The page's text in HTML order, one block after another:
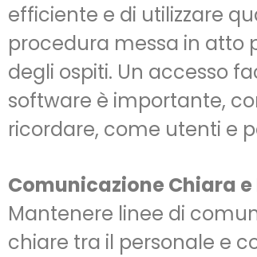
efficiente e di utilizzare
procedura messa in atto
degli ospiti. Un accesso
software è importante,
ricordare, come utenti e
Comunicazione Chiara
Mantenere linee di
chiare tra il personale e